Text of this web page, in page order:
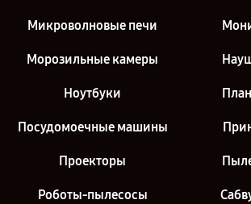
Микроволновые печи
Морозильные камеры
Ноутбуки
Посудомоечные машины
Проекторы
Роботы-пылесосы